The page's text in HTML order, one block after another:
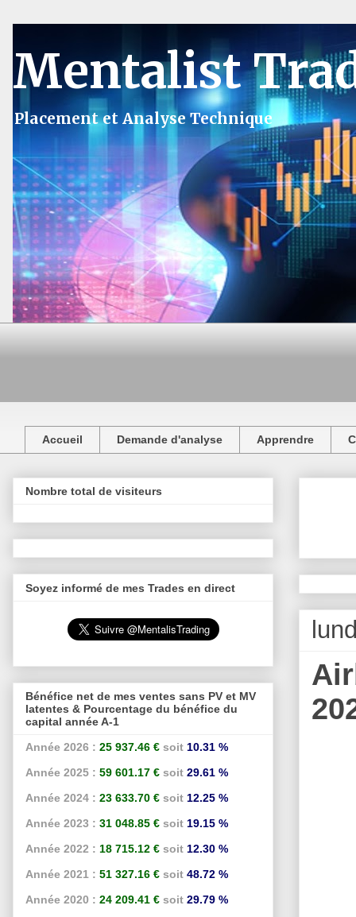
Mentalist
Placement et Analyse Technique
Accueil Demande d'analyse Apprendre
Nombre total de visiteurs
Soyez informé de mes Trades en direct
Bénéfice net de mes ventes sans PV et MV
latentes & Pourcentage du bénéfice du
capital année A-1
Année 2026 : 25 937.46 € soit 10.31 %
Année 2025 : 59 601.17 € soit 29.61 %
Année 2024 : 23 633.70 € soit 12.25 %
Année 2023 : 31 048.85 € soit 19.15 %
Année 2022 : 18 715.12 € soit 12.30 %
Année 2021 : 51 327.16 € soit 48.72 %
Année 2020 : 24 209.41 € soit 29.79 %